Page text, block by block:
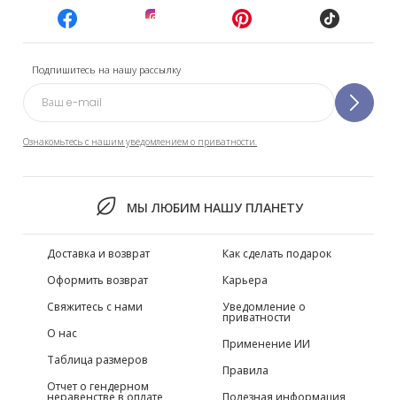
Подпишитесь на нашу рассылку
Ознакомьтесь с нашим уведомлением о приватности.
МЫ ЛЮБИМ НАШУ ПЛАНЕТУ
Доставка и возврат
Оформить возврат
Свяжитесь с нами
О нас
Таблица размеров
Отчет о гендерном
неравенстве в оплате
Как сделать подарок
Карьера
Уведомление о
приватности
Применение ИИ
Правила
Полезная информация